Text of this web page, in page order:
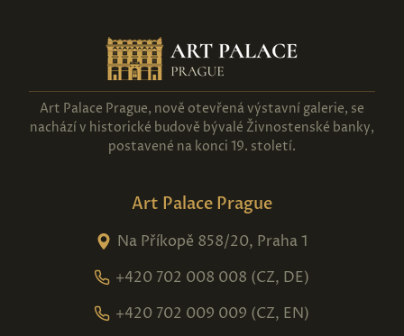
Art Palace Prague, nově otevřená výstavní galerie, se
nachází v historické budově bývalé Živnostenské banky,
postavené na konci 19. století.
Art Palace Prague
Na Příkopě 858/20, Praha 1
+420 702 008 008 (CZ, DE)
+420 702 009 009 (CZ, EN)